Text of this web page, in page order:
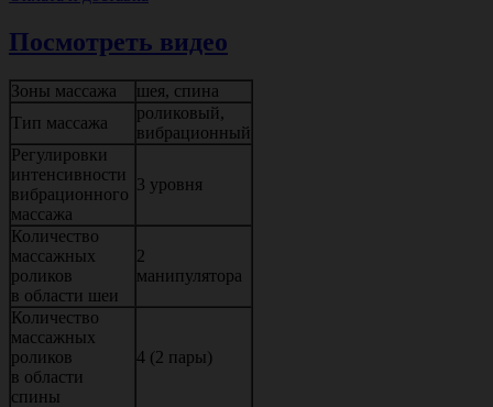
Посмотреть видео
Зоны массажа
шея, спина
Тип массажа
роликовый,
вибрационный
Регулировки
интенсивности
вибрационного
массажа
3 уровня
Количество
массажных
роликов
в области шеи
2
манипулятора
Количество
массажных
роликов
в области
спины
4 (2 пары)